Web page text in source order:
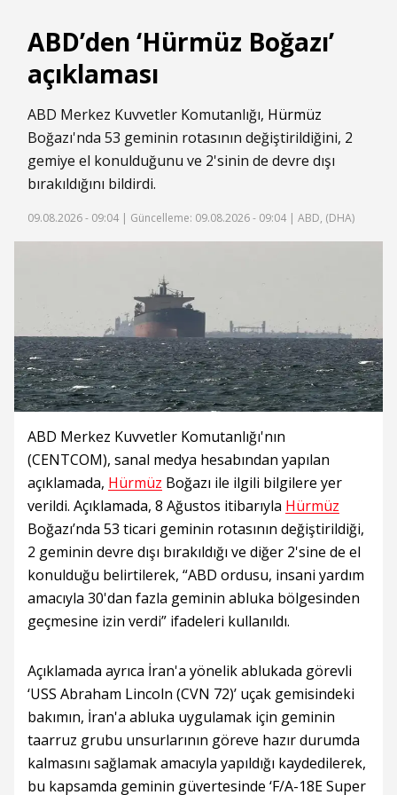
ABD’den ‘Hürmüz Boğazı’
açıklaması
ABD Merkez Kuvvetler Komutanlığı, Hürmüz
Boğazı'nda 53 geminin rotasının değiştirildiğini, 2
gemiye el konulduğunu ve 2'sinin de devre dışı
bırakıldığını bildirdi.
09.08.2026 - 09:04 | Güncelleme: 09.08.2026 - 09:04 | ABD, (DHA)
ABD Merkez Kuvvetler Komutanlığı'nın
(CENTCOM), sanal medya hesabından yapılan
açıklamada, Hürmüz Boğazı ile ilgili bilgilere yer
verildi. Açıklamada, 8 Ağustos itibarıyla Hürmüz
Boğazı’nda 53 ticari geminin rotasının değiştirildiği,
2 geminin devre dışı bırakıldığı ve diğer 2'sine de el
konulduğu belirtilerek, “ABD ordusu, insani yardım
amacıyla 30'dan fazla geminin abluka bölgesinden
geçmesine izin verdi” ifadeleri kullanıldı.
Açıklamada ayrıca İran'a yönelik ablukada görevli
‘USS Abraham Lincoln (CVN 72)’ uçak gemisindeki
bakımın, İran'a abluka uygulamak için geminin
taarruz grubu unsurlarının göreve hazır durumda
kalmasını sağlamak amacıyla yapıldığı kaydedilerek,
bu kapsamda geminin güvertesinde ‘F/A-18E Super